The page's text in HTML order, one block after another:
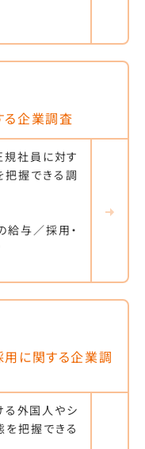
る企業調査
社員に対す
握できる調
与／採用・
に関する企業調
外国人やシ
把握できる